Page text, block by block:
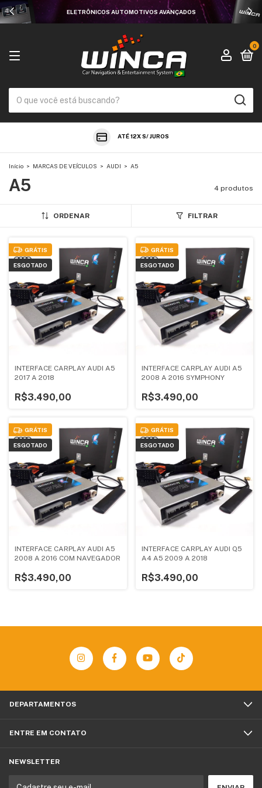
ELETRÔNICOS AUTOMOTIVOS AVANÇADOS
0
ATÉ 12X S/ JUROS
Início > MARCAS DE VEÍCULOS > AUDI > A5
A5 4 produtos
ORDENAR FILTRAR
GRÁTIS
ESGOTADO
INTERFACE CARPLAY AUDI A5
2017 A 2018
R$3.490,00
GRÁTIS
ESGOTADO
INTERFACE CARPLAY AUDI A5
2008 A 2016 SYMPHONY
R$3.490,00
GRÁTIS
ESGOTADO
INTERFACE CARPLAY AUDI A5
2008 A 2016 COM NAVEGADOR
R$3.490,00
GRÁTIS
ESGOTADO
INTERFACE CARPLAY AUDI Q5
A4 A5 2009 A 2018
R$3.490,00
DEPARTAMENTOS
ENTRE EM CONTATO
NEWSLETTER